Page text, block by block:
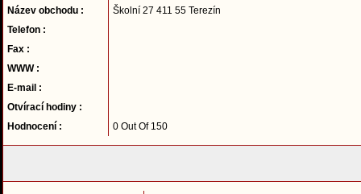
Název obchodu :
Školní 27 411 55 Terezín
Telefon :
Fax :
WWW :
E-mail :
Otvírací hodiny :
Hodnocení :
0 Out Of 150